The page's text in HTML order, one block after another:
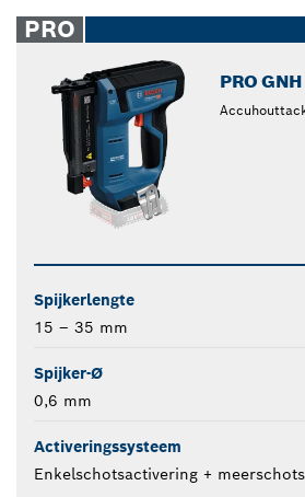
PRO
PRO
Spijkerlengte
15 – 35 mm
Spijker-Ø
0,6 mm
Activeringssysteem
Enkelschotsactivering +